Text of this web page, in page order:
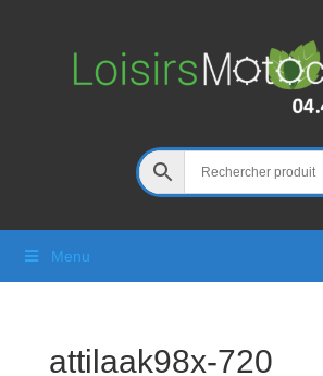
Menu
attilaak98x-720